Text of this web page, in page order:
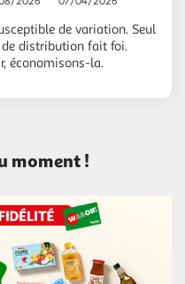
de variation. Seul
distribution fait foi.
économisons-la.
moment !